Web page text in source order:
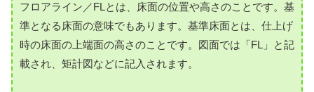
フロアライン／FLとは、床面の位置や高さのことです。基
準となる床面の意味でもあります。基準床面とは、仕上げ
時の床面の上端面の高さのことです。図面では「FL」と記
載され、矩計図などに記入されます。